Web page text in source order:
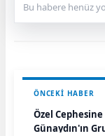
Bu habere henüz
ÖNCEKI HABER
Özel
Günaydın'ın